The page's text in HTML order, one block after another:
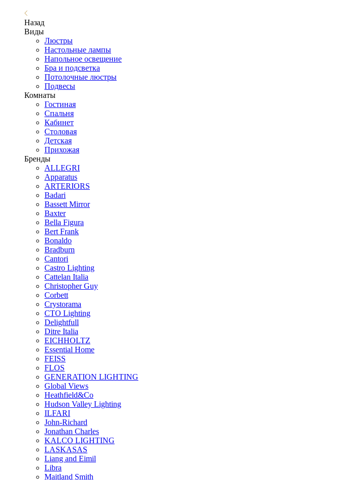
Назад
Виды
Люстры
Настольные лампы
Напольное освещение
Бра и подсветка
Потолочные люстры
Подвесы
Комнаты
Гостиная
Спальня
Кабинет
Столовая
Детская
Прихожая
Бренды
ALLEGRI
Apparatus
ARTERIORS
Badari
Bassett Mirror
Baxter
Bella Figura
Bert Frank
Bonaldo
Bradburn
Cantori
Castro Lighting
Cattelan Italia
Christopher Guy
Corbett
Crystorama
CTO Lighting
Delightfull
Ditre Italia
EICHHOLTZ
Essential Home
FEISS
FLOS
GENERATION LIGHTING
Global Views
Heathfield&Co
Hudson Valley Lighting
ILFARI
John-Richard
Jonathan Charles
KALCO LIGHTING
LASKASAS
Liang and Eimil
Libra
Maitland Smith